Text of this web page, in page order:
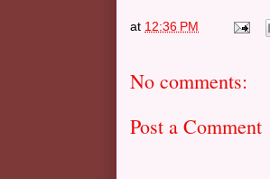
at 12:36 PM
No comments:
Post a Comment